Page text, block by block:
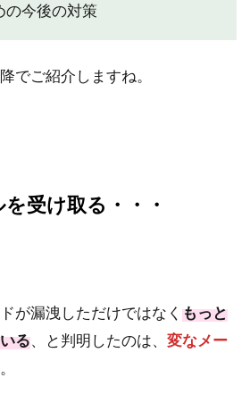
の今後の対策
でご紹介しますね。
受け取る・・・
が漏洩しただけではなく もっと
る、と判明したのは、 変なメー